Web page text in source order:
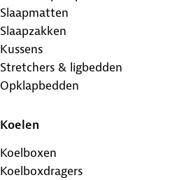
Slaapmatten
Slaapzakken
Kussens
Stretchers & ligbedden
Opklapbedden
Koelen
Koelboxen
Koelboxdragers